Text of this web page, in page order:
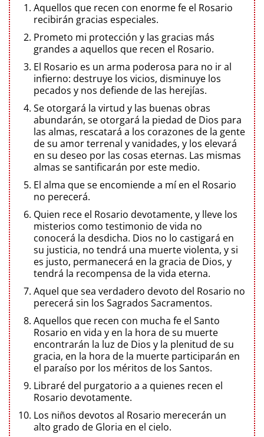
Aquellos que recen con enorme fe el Rosario
recibirán gracias especiales.
Prometo mi protección y las gracias más
grandes a aquellos que recen el Rosario.
El Rosario es un arma poderosa para no ir al
infierno: destruye los vicios, disminuye los
pecados y nos defiende de las herejías.
Se otorgará la virtud y las buenas obras
abundarán, se otorgará la piedad de Dios para
las almas, rescatará a los corazones de la gente
de su amor terrenal y vanidades, y los elevará
en su deseo por las cosas eternas. Las mismas
almas se santificarán por este medio.
El alma que se encomiende a mí en el Rosario
no perecerá.
Quien rece el Rosario devotamente, y lleve los
misterios como testimonio de vida no
conocerá la desdicha. Dios no lo castigará en
su justicia, no tendrá una muerte violenta, y si
es justo, permanecerá en la gracia de Dios, y
tendrá la recompensa de la vida eterna.
Aquel que sea verdadero devoto del Rosario no
perecerá sin los Sagrados Sacramentos.
Aquellos que recen con mucha fe el Santo
Rosario en vida y en la hora de su muerte
encontrarán la luz de Dios y la plenitud de su
gracia, en la hora de la muerte participarán en
el paraíso por los méritos de los Santos.
Libraré del purgatorio a a quienes recen el
Rosario devotamente.
Los niños devotos al Rosario merecerán un
alto grado de Gloria en el cielo.